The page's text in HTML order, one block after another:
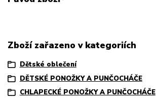
Zboží zařazeno v kategoriích
Dětské oblečení
DĚTSKÉ PONOŽKY A PUNČOCHÁČE
CHLAPECKÉ PONOŽKY A PUNČOCHÁČE